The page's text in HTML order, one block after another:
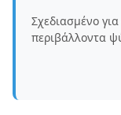
Σχεδιασμένο
περιβάλλοντα